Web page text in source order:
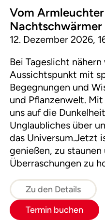
Vom
Nachtschwärmer
12. Dezember 2026,
Bei Tageslicht
Aussichtspunkt mit
Begegnungen und
und Pflanzenwelt.
uns auf die
Unglaubliches über
das Universum.Jetzt
genießen, zu staunen
Überraschungen zu
Zu den Details
Termin buchen